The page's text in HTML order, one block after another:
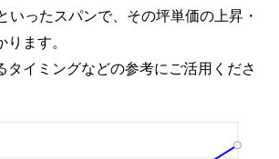
いったスパンで、その坪単価の上昇・
ます。
タイミングなどの参考にご活用くださ